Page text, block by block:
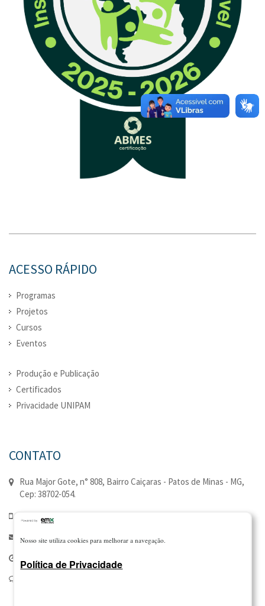
ACESSO RÁPIDO
Programas
Projetos
Cursos
Eventos
Produção e Publicação
Certificados
Privacidade UNIPAM
CONTATO
Rua Major Gote, n° 808, Bairro Caiçaras - Patos de Minas - MG,
Cep: 38702-054.
(34) 3823-0352 | (34) 3823-0335
extensao@unipam.edu.br
Seg à Qui - 7:00 - 21:00 | Sex - 7:00 - 18:00
Nosso site utiliza cookies para melhorar a navegação.
Política de Privacidade